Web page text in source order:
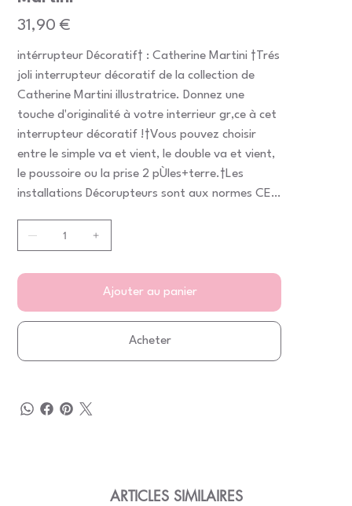
Prix
31,90 €
intérrupteur Décoratif† : Catherine Martini †Trés
joli interrupteur décoratif de la collection de
Catherine Martini illustratrice. Donnez une
touche d'originalité à votre interrieur gr‚ce à cet
interrupteur décoratif !†Vous pouvez choisir
entre le simple va et vient, le double va et vient,
le poussoire ou la prise 2 pÙles+terre.†Les
installations Décorupteurs sont aux normes CE
matière de sécurité des produits.†Ils sont par
ailleurs très faciles à installer avec un mécanisme
à raccordement rapide sur système de fixation
à griffes ou sur une fixation à vis.†De plus, gr‚ce
à son installation rapide, les faÁades sont
aisément interchangeables. Ainsi, vous pourrez
revoir votre décoration intérieure au gré des
résistant 10 ans aux UV - Décor lavable avec les
Ajouter au panier
Acheter
ARTICLES SIMILAIRES